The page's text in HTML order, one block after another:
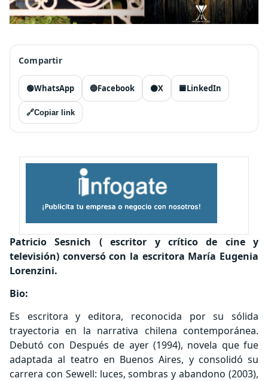
Compartir
🟢WhatsApp 🔵Facebook ⚫X 🟦LinkedIn
🔗Copiar link
Patricio Sesnich ( escritor y crítico de cine y
televisión) conversó con la escritora María Eugenia
Lorenzini.
Bio:
Es escritora y editora, reconocida por su sólida
trayectoria en la narrativa chilena contemporánea.
Debutó con Después de ayer (1994), novela que fue
adaptada al teatro en Buenos Aires, y consolidó su
carrera con Sewell: luces, sombras y abandono (2003),